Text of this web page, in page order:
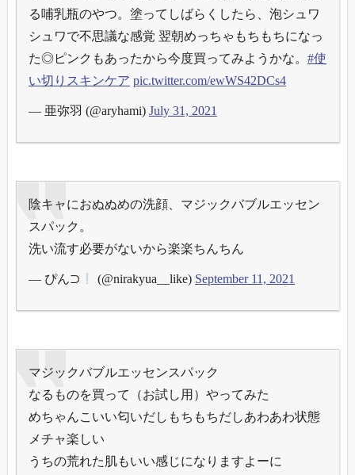
る哺乳瓶のやつ。塗ってしばらくしたら、泡シュワ
シュワで不思議な感覚 翌朝めっちゃもちもちになっ
た◎ピンクもあったから今度買ってみようかな。 #使
い切りスキンケア pic.twitter.com/ewWS42DCs4
— 亜弥羽 (@aryhami) July 31, 2021
陰キャにおぬぬめの洗顔、マジックバブルエッセン
スパック。
洗い流す必要がないから楽楽ちんちん
— ぴん⊃ (@nirakyua__like) September 11, 2021
マジックバブルエッセンスパック
なるものを買って（お試し用）やってみた
めちゃんこいい匂いだしもちもちだしあわあわ状態
メチャ楽しい
うちの荒れた肌もいい感じになりますよーに